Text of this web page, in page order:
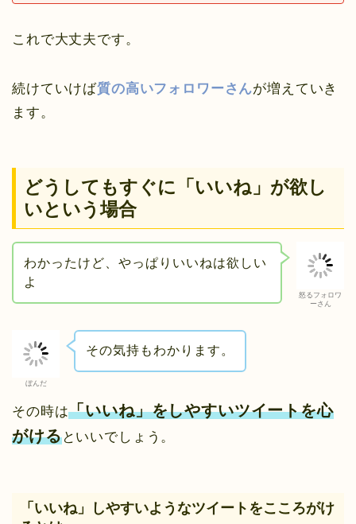
これで大丈夫です。
続けていけば質の高いフォロワーさんが増えていき
ます。
どうしてもすぐに「いいね」が欲し
いという場合
怒るフォロワ
ーさん
わかったけど、やっぱりいいねは欲しい
よ
ぼんだ
その気持もわかります。
その時は「いいね」をしやすいツイートを心
がけるといいでしょう。
「いいね」しやすいようなツイートをこころがけ